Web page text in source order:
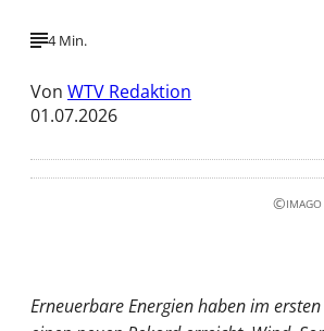
4 Min.
Von WTV Redaktion
01.07.2026
©
Erneuerbare Energien haben im